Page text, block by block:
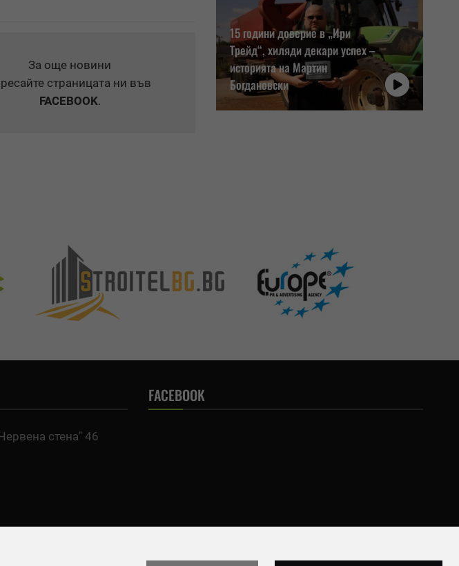
За още новини
страницата ни във
FACEBOOK.
15 години доверие в „Ири
Трейд“, хиляди декари успех –
историята на Мартин
Богдановски
стена" 46
FACEBOOK